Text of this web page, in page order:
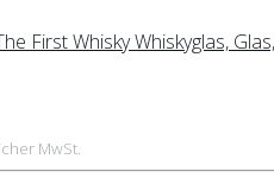
First Whisky Whiskyglas,
MwSt.